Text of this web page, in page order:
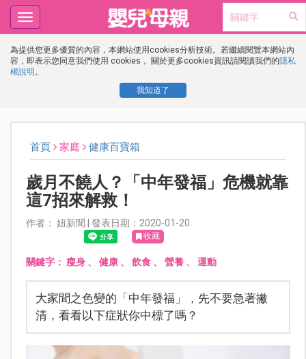
為提供您更多優質的內容，本網站使用cookies分析技術。若繼續閱覽本網站內
容，即表示您同意我們使用 cookies， 關於更多cookies資訊請閱讀我們的隱私
權說明 。
我知道了
Toggle
navigation
首頁 家庭 健康百寶箱
歲月不饒人？「中年發福」危機就靠
這7招來解救！
作者： 妞新聞 | 發表日期：2020-01-20
收藏
關鍵字： 瘦身、 健康、 飲食、 營養、 運動
大家聞之色變的「中年發福」，先不要急著撇
清，看看以下症狀你中標了嗎？